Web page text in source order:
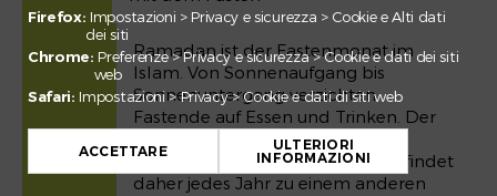
+
Ramadan ist der Fastenmonat im
Islam. Von Sonnenaufgang bis
Sonnenuntergang verzichten
Fastende auf Essen und Trinken. Der
Ramadan richtet sich nach dem
islamischen Mondkalender und findet
daher jedes Jahr zu einem anderen
Firefox: Impostazioni > Privacy e sicurezza > Cookie e Alti dati
dei siti
Chrome: Preferenze > Privacy e sicurezza > Cookie e dati dei siti
web
Safari: Impostazioni > Privacy > Cookie e dati di siti web
ACCETTARE ULTERIORI
INFORMAZIONI